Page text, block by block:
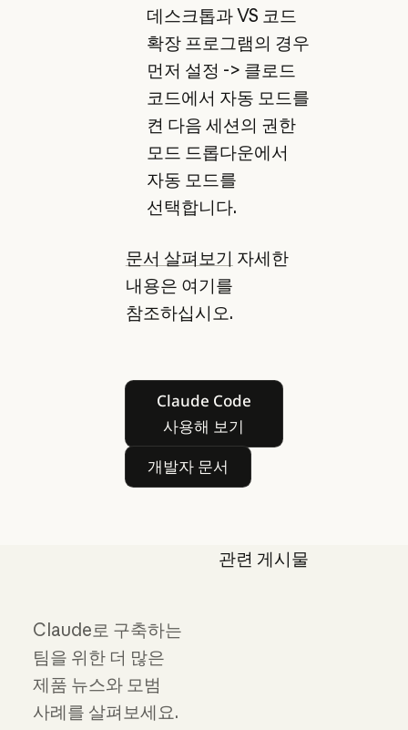
데스크톱과 VS 코드
확장 프로그램의 경우
먼저 설정 -> 클로드
코드에서 자동 모드를
켠 다음 세션의 권한
모드 드롭다운에서
자동 모드를
선택합니다.
문서 살펴보기 자세한
내용은 여기를
참조하십시오.
Claude Code
사용해 보기
Claude Code 사용해 보기
개발자 문서
개발자 문서
관련 게시물
Claude로 구축하는
팀을 위한 더 많은
제품 뉴스와 모범
사례를 살펴보세요.